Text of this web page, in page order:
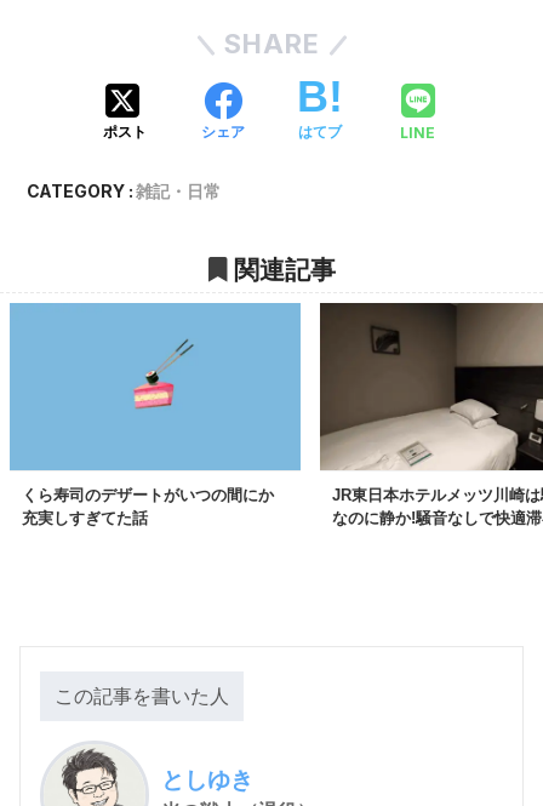
SHARE
ポスト シェア はてブ LINE
CATEGORY :雑記・日常
関連記事
くら寿司のデザートがいつの間にか
充実しすぎてた話
JR東日本ホテルメッツ川崎
なのに静か!騒音なしで快適
この記事を書いた人
としゆき